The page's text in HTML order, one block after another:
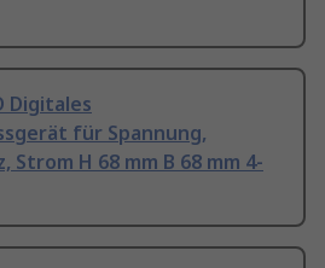
Digitales
für Spannung,
Strom H 68 mm B 68 mm 4-